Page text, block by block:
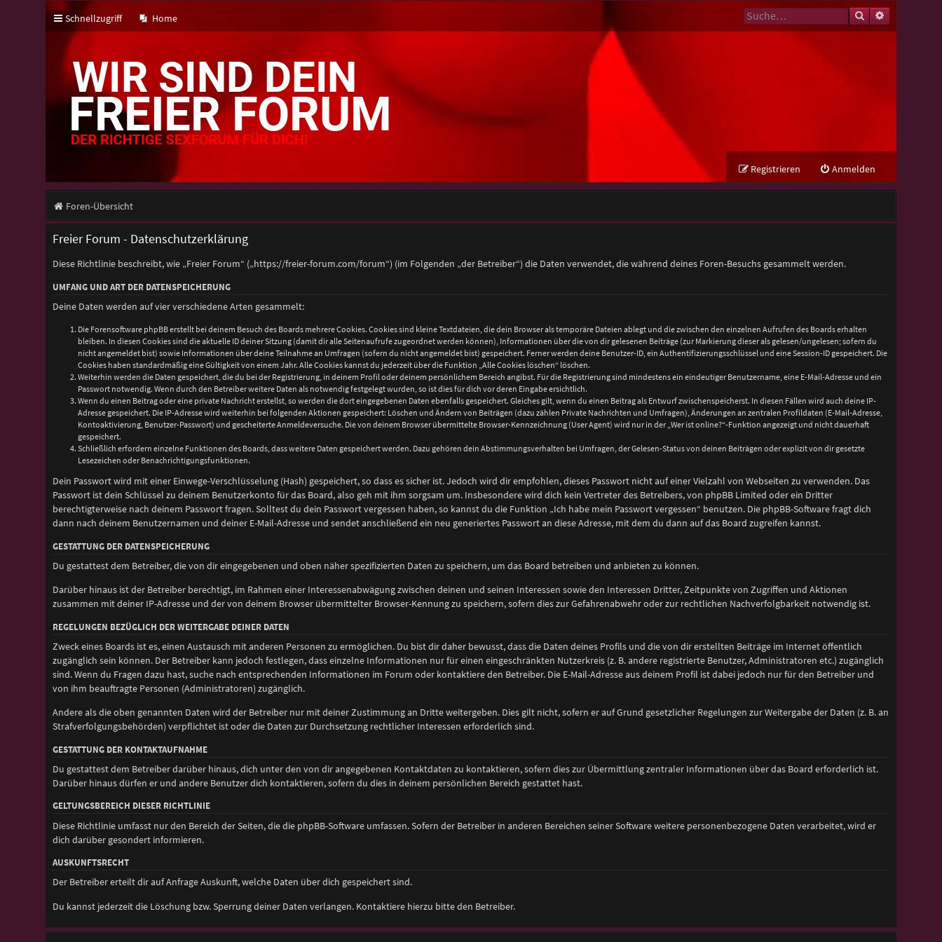
Schnellzugriff Home Suche
Anmelden
Registrieren
Foren-Übersicht
Freier Forum - Datenschutzerklärung
Diese Richtlinie beschreibt, wie „Freier Forum“ („https://freier-forum.com/forum“) (im Folgenden „der Betreiber“) die Daten verwendet, die während deines Foren-Besuchs gesammelt werden.
UMFANG UND ART DER DATENSPEICHERUNG
Deine Daten werden auf vier verschiedene Arten gesammelt:
Die Forensoftware phpBB erstellt bei deinem Besuch des Boards mehrere Cookies. Cookies sind kleine Textdateien, die dein Browser als temporäre Dateien ablegt und die zwischen den einzelnen Aufrufen des Boards erhalten
bleiben. In diesen Cookies sind die aktuelle ID deiner Sitzung (damit dir alle Seitenaufrufe zugeordnet werden können), Informationen über die von dir gelesenen Beiträge (zur Markierung dieser als gelesen/ungelesen; sofern du
nicht angemeldet bist) sowie Informationen über deine Teilnahme an Umfragen (sofern du nicht angemeldet bist) gespeichert. Ferner werden deine Benutzer-ID, ein Authentifizierungsschlüssel und eine Session-ID gespeichert. Die
Cookies haben standardmäßig eine Gültigkeit von einem Jahr. Alle Cookies kannst du jederzeit über die Funktion „Alle Cookies löschen“ löschen.
Weiterhin werden die Daten gespeichert, die du bei der Registrierung, in deinem Profil oder deinem persönlichem Bereich angibst. Für die Registrierung sind mindestens ein eindeutiger Benutzername, eine E-Mail-Adresse und ein
Passwort notwendig. Wenn durch den Betreiber weitere Daten als notwendig festgelegt wurden, so ist dies für dich vor deren Eingabe ersichtlich.
Wenn du einen Beitrag oder eine private Nachricht erstellst, so werden die dort eingegebenen Daten ebenfalls gespeichert. Gleiches gilt, wenn du einen Beitrag als Entwurf zwischenspeicherst. In diesen Fällen wird auch deine IP-
Adresse gespeichert. Die IP-Adresse wird weiterhin bei folgenden Aktionen gespeichert: Löschen und Ändern von Beiträgen (dazu zählen Private Nachrichten und Umfragen), Änderungen an zentralen Profildaten (E-Mail-Adresse,
Kontoaktivierung, Benutzer-Passwort) und gescheiterte Anmeldeversuche. Die von deinem Browser übermittelte Browser-Kennzeichnung (User Agent) wird nur in der „Wer ist online?“-Funktion angezeigt und nicht dauerhaft
gespeichert.
Schließlich erfordern einzelne Funktionen des Boards, dass weitere Daten gespeichert werden. Dazu gehören dein Abstimmungsverhalten bei Umfragen, der Gelesen-Status von deinen Beiträgen oder explizit von dir gesetzte
Lesezeichen oder Benachrichtigungsfunktionen.
Dein Passwort wird mit einer Einwege-Verschlüsselung (Hash) gespeichert, so dass es sicher ist. Jedoch wird dir empfohlen, dieses Passwort nicht auf einer Vielzahl von Webseiten zu verwenden. Das
Passwort ist dein Schlüssel zu deinem Benutzerkonto für das Board, also geh mit ihm sorgsam um. Insbesondere wird dich kein Vertreter des Betreibers, von phpBB Limited oder ein Dritter
berechtigterweise nach deinem Passwort fragen. Solltest du dein Passwort vergessen haben, so kannst du die Funktion „Ich habe mein Passwort vergessen“ benutzen. Die phpBB-Software fragt dich
dann nach deinem Benutzernamen und deiner E-Mail-Adresse und sendet anschließend ein neu generiertes Passwort an diese Adresse, mit dem du dann auf das Board zugreifen kannst.
GESTATTUNG DER DATENSPEICHERUNG
Du gestattest dem Betreiber, die von dir eingegebenen und oben näher spezifizierten Daten zu speichern, um das Board betreiben und anbieten zu können.
Darüber hinaus ist der Betreiber berechtigt, im Rahmen einer Interessenabwägung zwischen deinen und seinen Interessen sowie den Interessen Dritter, Zeitpunkte von Zugriffen und Aktionen
zusammen mit deiner IP-Adresse und der von deinem Browser übermittelter Browser-Kennung zu speichern, sofern dies zur Gefahrenabwehr oder zur rechtlichen Nachverfolgbarkeit notwendig ist.
REGELUNGEN BEZÜGLICH DER WEITERGABE DEINER DATEN
Zweck eines Boards ist es, einen Austausch mit anderen Personen zu ermöglichen. Du bist dir daher bewusst, dass die Daten deines Profils und die von dir erstellten Beiträge im Internet öffentlich
zugänglich sein können. Der Betreiber kann jedoch festlegen, dass einzelne Informationen nur für einen eingeschränkten Nutzerkreis (z. B. andere registrierte Benutzer, Administratoren etc.) zugänglich
sind. Wenn du Fragen dazu hast, suche nach entsprechenden Informationen im Forum oder kontaktiere den Betreiber. Die E-Mail-Adresse aus deinem Profil ist dabei jedoch nur für den Betreiber und
von ihm beauftragte Personen (Administratoren) zugänglich.
Andere als die oben genannten Daten wird der Betreiber nur mit deiner Zustimmung an Dritte weitergeben. Dies gilt nicht, sofern er auf Grund gesetzlicher Regelungen zur Weitergabe der Daten (z. B. an
Strafverfolgungsbehörden) verpflichtet ist oder die Daten zur Durchsetzung rechtlicher Interessen erforderlich sind.
GESTATTUNG DER KONTAKTAUFNAHME
Du gestattest dem Betreiber darüber hinaus, dich unter den von dir angegebenen Kontaktdaten zu kontaktieren, sofern dies zur Übermittlung zentraler Informationen über das Board erforderlich ist.
Darüber hinaus dürfen er und andere Benutzer dich kontaktieren, sofern du dies in deinem persönlichen Bereich gestattet hast.
GELTUNGSBEREICH DIESER RICHTLINIE
Diese Richtlinie umfasst nur den Bereich der Seiten, die die phpBB-Software umfassen. Sofern der Betreiber in anderen Bereichen seiner Software weitere personenbezogene Daten verarbeitet, wird er
dich darüber gesondert informieren.
AUSKUNFTSRECHT
Der Betreiber erteilt dir auf Anfrage Auskunft, welche Daten über dich gespeichert sind.
Du kannst jederzeit die Löschung bzw. Sperrung deiner Daten verlangen. Kontaktiere hierzu bitte den Betreiber.